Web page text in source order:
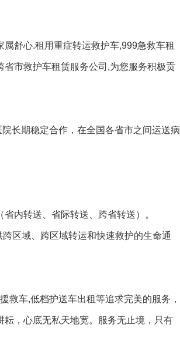
舒心.租用重症转运救护车,999急救车租
市救护车租赁服务公司,为您服务积极贡
长期稳定合作，在全国各省市之间运送病
内转送、省际转送、跨省转送）。
区域、跨区域转运和快速救护的生命通
救车,低档护送车出租等追求完美的服务，
，心底无私天地宽。服务无止境，只有